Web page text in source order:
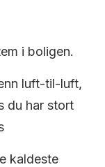
i boligen.
luft-til-luft,
du har stort
kaldeste